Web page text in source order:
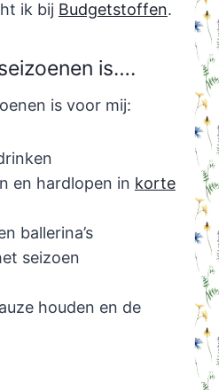
ik bij Budgetstoffen.
is….
is voor mij:
en hardlopen in korte
ballerina’s
seizoen
houden en de